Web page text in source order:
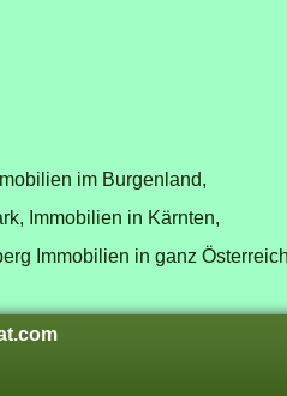
im Burgenland,
Immobilien in Kärnten,
Immobilien in ganz Österreich